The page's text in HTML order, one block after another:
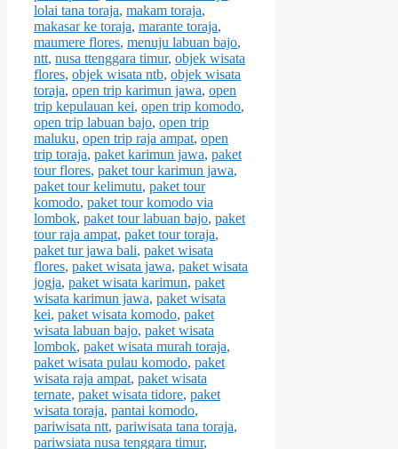
lolai tana toraja, makam toraja,
makasar ke toraja, marante toraja,
maumere flores, menuju labuan bajo,
ntt, nusa ttenggara timur, objek wisata
flores, objek wisata ntb, objek wisata
toraja, open trip karimun jawa, open
trip kepulauan kei, open trip komodo,
open trip labuan bajo, open trip
maluku, open trip raja ampat, open
trip toraja, paket karimun jawa, paket
tour flores, paket tour karimun jawa,
paket tour kelimutu, paket tour
komodo, paket tour komodo via
lombok, paket tour labuan bajo, paket
tour raja ampat, paket tour toraja,
paket tur jawa bali, paket wisata
flores, paket wisata jawa, paket wisata
jogja, paket wisata karimun, paket
wisata karimun jawa, paket wisata
kei, paket wisata komodo, paket
wisata labuan bajo, paket wisata
lombok, paket wisata murah toraja,
paket wisata pulau komodo, paket
wisata raja ampat, paket wisata
ternate, paket wisata tidore, paket
wisata toraja, pantai komodo,
pariwisata ntt, pariwisata tana toraja,
pariwsiata nusa tenggara timur,